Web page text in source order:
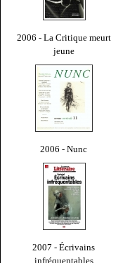
2006 - La Critique meurt
jeune
2006 - Nunc
2007 - Écrivains
infréquentables